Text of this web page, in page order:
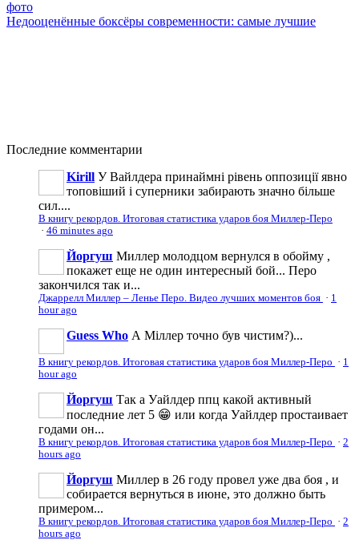
Недооценённые боксёры современности: самые лучшие
Последние комментарии
Kirill У Вайлдера принаймні рівень оппозиції явно
топовіший і суперники забирають значно більше
сил....
В книгу рекордов. Итоговая статистика ударов боя Миллер-Перо
· 46 minutes ago
Йоргуш Миллер молодцом вернулся в обойму ,
покажет еще не один интересный бой... Перо
закончился так и...
Джаррелл Миллер – Ленье Перо. Видео лучших моментов боя · 1
hour ago
Guess Who А Міллер точно був чистим?)...
В книгу рекордов. Итоговая статистика ударов боя Миллер-Перо · 1
hour ago
Йоргуш Так а Уайлдер ппц какой активный
последние лет 5 😁 или когда Уайлдер простаивает
годами он...
В книгу рекордов. Итоговая статистика ударов боя Миллер-Перо · 2
hours ago
Йоргуш Миллер в 26 году провел уже два боя , и
собирается вернуться в июне, это должно быть
примером...
В книгу рекордов. Итоговая статистика ударов боя Миллер-Перо · 2
hours ago